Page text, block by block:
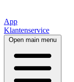
App
Klantenservice
Open main menu